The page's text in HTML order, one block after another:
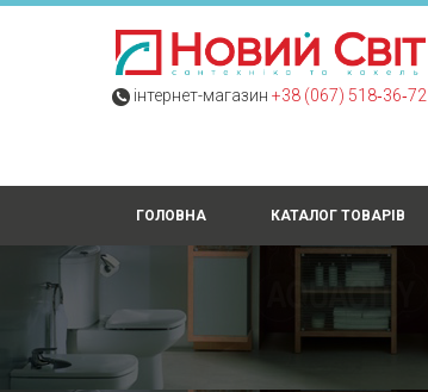
інтернет-магазин +38 (067) 518‑36‑72
ГОЛОВНА КАТАЛОГ ТОВАРІВ